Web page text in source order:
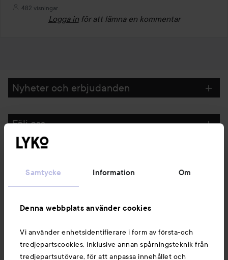
Samtycke Information Om
Denna webbplats använder cookies
Vi använder enhetsidentifierare i form av första-och
tredjepartscookies, inklusive annan spårningsteknik från
tredjepartsutövare, för att anpassa innehållet och
482 visningar
Logga in för att lämna en kommentar
Nyheter och erbjudanden
Följ oss
Du kanske också gillar